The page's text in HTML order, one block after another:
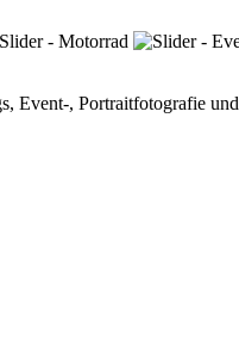
Event-, Portraitfotografie